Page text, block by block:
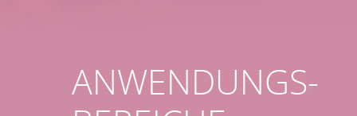
ANWENDUNGS­